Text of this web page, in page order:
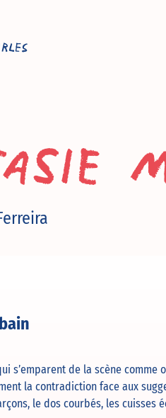
s’emparent de la scène
la contradiction face aux
le dos courbés, les cuisses